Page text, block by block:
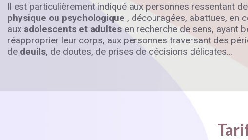
Il est particulièrement indiqué aux personnes ressentant
physique ou psychologique , découragées, abattues, en
aux adolescents et adultes en recherche de sens, ayant
réapproprier leur corps, aux personnes traversant des
de deuils, de doutes, de prises de décisions délicates…